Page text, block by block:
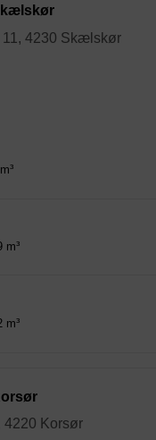
11, 4230 Skælskør
m³
m³
4220 Korsør